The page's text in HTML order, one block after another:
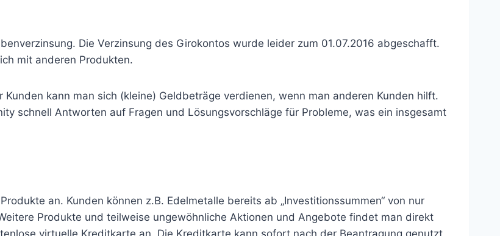
Die Verzinsung des Girokontos wurde leider zum 01.07.2016 abgeschafft.
mit anderen Produkten.
kann man sich (kleine) Geldbeträge verdienen, wenn man anderen Kunden hilft.
schnell Antworten auf Fragen und Lösungsvorschläge für Probleme, was ein insgesamt
an. Kunden können z.B. Edelmetalle bereits ab „Investitionssummen“ von nur
Produkte und teilweise ungewöhnliche Aktionen und Angebote findet man direkt
virtuelle Kreditkarte an. Die Kreditkarte kann sofort nach der Beantragung genutzt